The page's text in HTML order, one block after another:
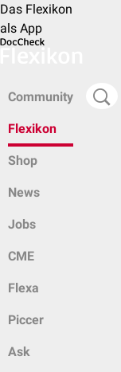
Das Flexikon
als App
Community
Flexikon
Shop
News
Jobs
CME
Flexa
Piccer
Ask